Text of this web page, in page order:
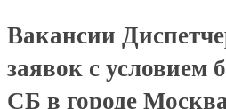
Вакансии
заявок с условием
СБ в городе Москва